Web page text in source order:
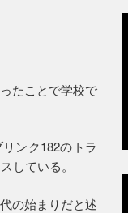
たことで学校で
ンク182のトラ
している。
の始まりだと述